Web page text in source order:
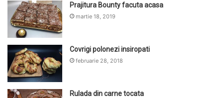
Prajitura Bounty facuta acasa
martie 18, 2019
Covrigi polonezi insiropati
februarie 28, 2018
Rulada din carne tocata